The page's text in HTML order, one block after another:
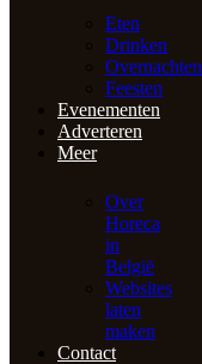
Eten
Drinken
Overnachten
Feesten
Evenementen
Adverteren
Meer
Over
Horeca
in
België
Websites
laten
maken
Contact